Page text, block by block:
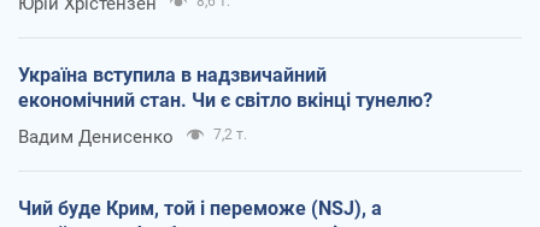
Україна вступила в надзвичайний
економічний стан. Чи є світло вкінці тунелю?
Вадим Денисенко 7,2 т.
Чий буде Крим, той і переможе (NSJ), а